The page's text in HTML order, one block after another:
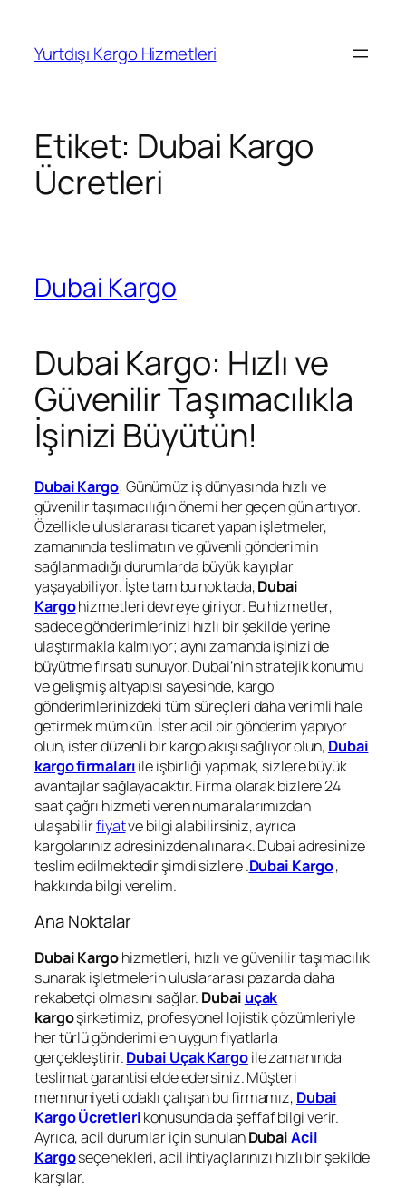
Yurtdışı Kargo Hizmetleri
Etiket: Dubai Kargo
Ücretleri
Dubai Kargo
Dubai Kargo: Hızlı ve
Güvenilir Taşımacılıkla
İşinizi Büyütün!
Dubai Kargo: Günümüz iş dünyasında hızlı ve
güvenilir taşımacılığın önemi her geçen gün artıyor.
Özellikle uluslararası ticaret yapan işletmeler,
zamanında teslimatın ve güvenli gönderimin
sağlanmadığı durumlarda büyük kayıplar
yaşayabiliyor. İşte tam bu noktada,Dubai
Kargohizmetleri devreye giriyor. Bu hizmetler,
sadece gönderimlerinizi hızlı bir şekilde yerine
ulaştırmakla kalmıyor; aynı zamanda işinizi de
büyütme fırsatı sunuyor. Dubai’nin stratejik konumu
ve gelişmiş altyapısı sayesinde, kargo
gönderimlerinizdeki tüm süreçleri daha verimli hale
getirmek mümkün. İster acil bir gönderim yapıyor
olun, ister düzenli bir kargo akışı sağlıyor olun, Dubai
kargo firmalarıile işbirliği yapmak, sizlere büyük
avantajlar sağlayacaktır. Firma olarak bizlere 24
saat çağrı hizmeti veren numaralarımızdan
ulaşabilirfiyatve bilgi alabilirsiniz, ayrıca
kargolarınız adresinizden alınarak. Dubai adresinize
teslim edilmektedir şimdi sizlere .Dubai Kargo,
hakkında bilgi verelim.
Ana Noktalar
Dubai Kargohizmetleri, hızlı ve güvenilir taşımacılık
sunarak işletmelerin uluslararası pazarda daha
rekabetçi olmasını sağlar. Dubai uçak
kargoşirketimiz, profesyonel lojistik çözümleriyle
her türlü gönderimi en uygun fiyatlarla
gerçekleştirir.Dubai Uçak Kargoile zamanında
teslimat garantisi elde edersiniz. Müşteri
memnuniyeti odaklı çalışan bu firmamız, Dubai
Kargo Ücretlerikonusunda da şeffaf bilgi verir.
Ayrıca, acil durumlar için sunulanDubaiAcil
Kargoseçenekleri, acil ihtiyaçlarınızı hızlı bir şekilde
karşılar.